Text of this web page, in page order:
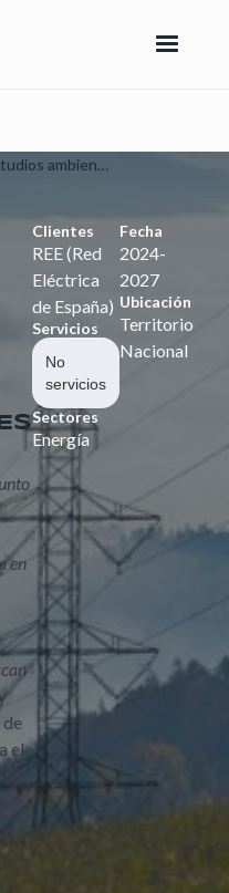
Contrato marco de supervisión y estudios ambientales, Permisos y Expropiaciones para REE
en
el
y
Clientes
REE (Red
Eléctrica
de España)
Servicios
No
servicios
Sectores
Energía
Fecha
2024-
2027
Ubicación
Territorio
Nacional